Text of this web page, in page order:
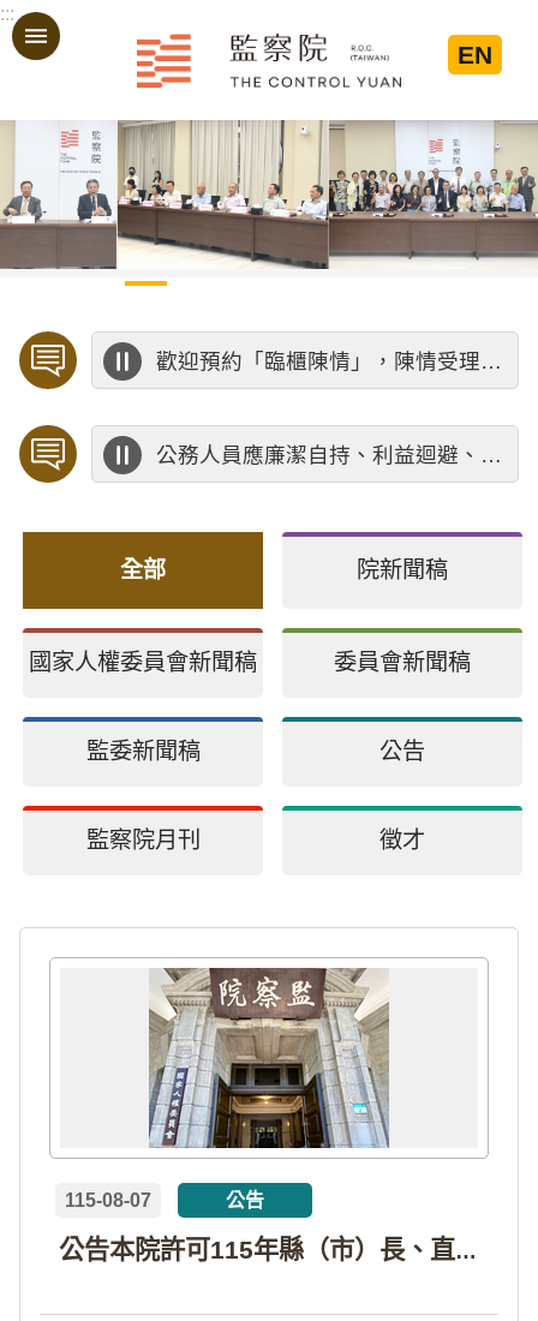
跳到主要內容區塊
:::
EN
歡迎預約「臨櫃陳情」，陳情受理中心將優先排定人員與您接談，釐清案情爭點後收案處理，以節省您的寶貴時間。
公務人員應廉潔自持、利益迴避、依法公正執行公務～考試院公務人員保障暨培訓委員會～
全部 院新聞稿
國家人權委員會新聞稿 委員會新聞稿
監委新聞稿 公告
監察院月刊 徵才
公告本院許可115年縣（市）長、直轄市議員、縣（市）議員擬參選人開立政治獻金專戶共計4戶。各專戶得收受政治獻金期間為自專戶許可設立日起至115年11月27日止，專戶名冊詳如附件。
115-08-07 公告